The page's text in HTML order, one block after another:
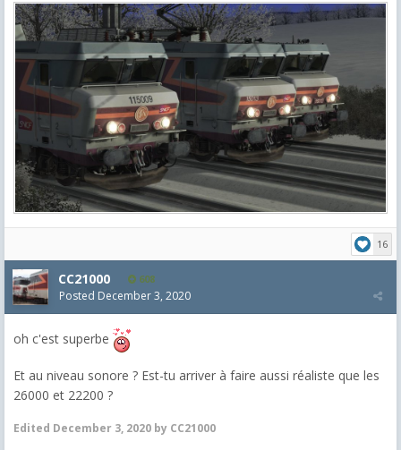
16
CC21000 608
Posted December 3, 2020
oh c'est superbe
Et au niveau sonore ? Est-tu arriver à faire aussi réaliste que les
26000 et 22200 ?
Edited December 3, 2020 by CC21000